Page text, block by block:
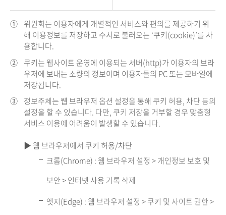
① 위원회는 이용자에게 개별적인 서비스와 편의를 제공하기 위
해 이용정보를 저장하고 수시로 불러오는 ‘쿠키(cookie)’를 사
용합니다.
② 쿠키는 웹사이트 운영에 이용되는 서버(http)가 이용자의 브라
우저에 보내는 소량의 정보이며 이용자들의 PC 또는 모바일에
저장됩니다.
③ 정보주체는 웹 브라우저 옵션 설정을 통해 쿠키 허용, 차단 등의
설정을 할 수 있습니다. 다만, 쿠키 저장을 거부할 경우 맞춤형
서비스 이용에 어려움이 발생할 수 있습니다.
▶ 웹 브라우저에서 쿠키 허용/차단
크롬(Chrome) : 웹 브라우저 설정 > 개인정보 보호 및
보안 > 인터넷 사용 기록 삭제
엣지(Edge) : 웹 브라우저 설정 > 쿠키 및 사이트 권한 >